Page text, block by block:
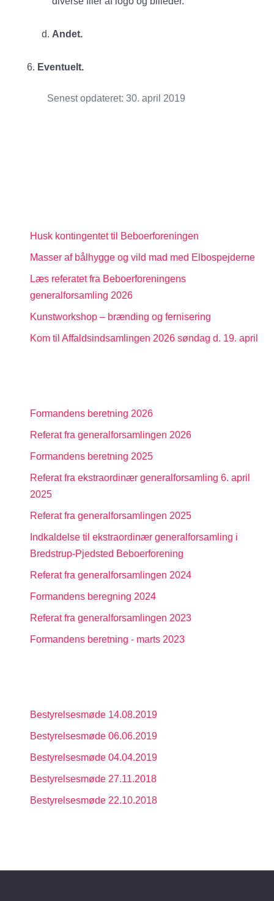
Andet.
Eventuelt.
Senest opdateret: 30. april 2019
Husk kontingentet til Beboerforeningen
Masser af bålhygge og vild mad med Elbospejderne
Læs referatet fra Beboerforeningens
generalforsamling 2026
Kunstworkshop – brænding og fernisering
Kom til Affaldsindsamlingen 2026 søndag d. 19. april
Formandens beretning 2026
Referat fra generalforsamlingen 2026
Formandens beretning 2025
Referat fra ekstraordinær generalforsamling 6. april
2025
Referat fra generalforsamlingen 2025
Indkaldelse til ekstraordinær generalforsamling i
Bredstrup-Pjedsted Beboerforening
Referat fra generalforsamlingen 2024
Formandens beregning 2024
Referat fra generalforsamlingen 2023
Formandens beretning - marts 2023
Bestyrelsesmøde 14.08.2019
Bestyrelsesmøde 06.06.2019
Bestyrelsesmøde 04.04.2019
Bestyrelsesmøde 27.11.2018
Bestyrelsesmøde 22.10.2018